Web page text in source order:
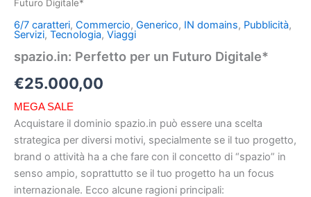
Futuro Digitale*
6/7 caratteri, Commercio, Generico, IN domains, Pubblicità,
Servizi, Tecnologia, Viaggi
spazio.in: Perfetto per un Futuro Digitale*
€25.000,00
MEGA SALE
Acquistare il dominio spazio.in può essere una scelta
strategica per diversi motivi, specialmente se il tuo progetto,
brand o attività ha a che fare con il concetto di “spazio” in
senso ampio, soprattutto se il tuo progetto ha un focus
internazionale. Ecco alcune ragioni principali: